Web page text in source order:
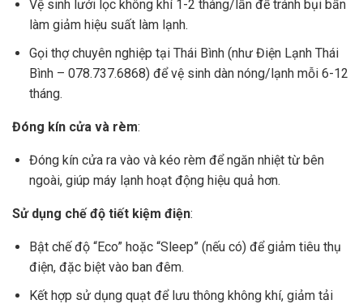
Vệ sinh lưới lọc không khí 1-2 tháng/lần để tránh bụi bẩn
làm giảm hiệu suất làm lạnh.
Gọi thợ chuyên nghiệp tại Thái Bình (như Điện Lạnh Thái
Bình – 078.737.6868) để vệ sinh dàn nóng/lạnh mỗi 6-12
tháng.
Đóng kín cửa và rèm:
Đóng kín cửa ra vào và kéo rèm để ngăn nhiệt từ bên
ngoài, giúp máy lạnh hoạt động hiệu quả hơn.
Sử dụng chế độ tiết kiệm điện:
Bật chế độ “Eco” hoặc “Sleep” (nếu có) để giảm tiêu thụ
điện, đặc biệt vào ban đêm.
Kết hợp sử dụng quạt để lưu thông không khí, giảm tải